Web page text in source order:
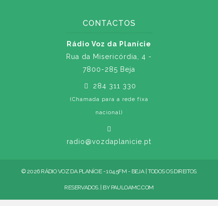
CONTACTOS
Rádio Voz da Planície
Rua da Misericórdia, 4 -
7800-285 Beja
284 311 330
(Chamada para a rede fixa
nacional)
radio@vozdaplanicie.pt
© 2026 RÁDIO VOZ DA PLANÍCIE - 104.5FM - BEJA | TODOS OS DIREITOS
RESERVADOS. | BY PAULOAMC.COM